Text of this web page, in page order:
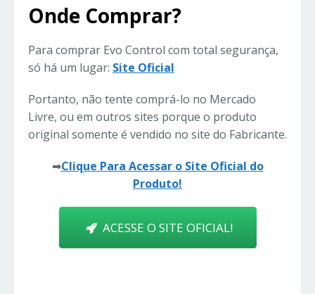
Onde Comprar?
Para comprar Evo Control com total segurança,
só há um lugar: Site Oficial
Portanto, não tente comprá-lo no Mercado
Livre, ou em outros sites porque o produto
original somente é vendido no site do Fabricante.
➡Clique Para Acessar o Site Oficial do
Produto!
ACESSE O SITE OFICIAL!